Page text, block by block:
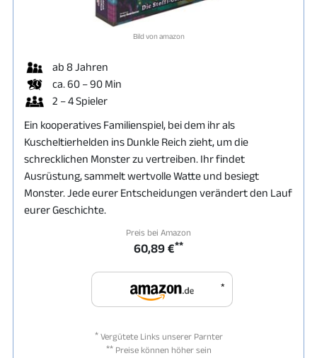
Bild von amazon
ab 8 Jahren
ca. 60 – 90 Min
2 – 4 Spieler
Ein kooperatives Familienspiel, bei dem ihr als
Kuscheltierhelden ins Dunkle Reich zieht, um die
schrecklichen Monster zu vertreiben. Ihr findet
Ausrüstung, sammelt wertvolle Watte und besiegt
Monster. Jede eurer Entscheidungen verändert den Lauf
eurer Geschichte.
Preis bei Amazon
60,89 €**
*
*Vergütete Links unserer Parnter
**Preise können höher sein